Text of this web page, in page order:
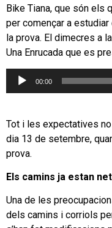
Bike Tiana, que són els
per començar a
la prova. El dimecres a
Una Enrucada que es
Reproductor
00:00
Tot i les expectatives
dia 13 de setembre,
prova.
Els camins ja estan
Una de les
dels camins i corriols